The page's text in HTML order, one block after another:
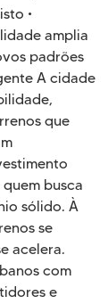
•
amplia
padrões
A cidade
que
busca
sólido. À
se
acelera.
com
e